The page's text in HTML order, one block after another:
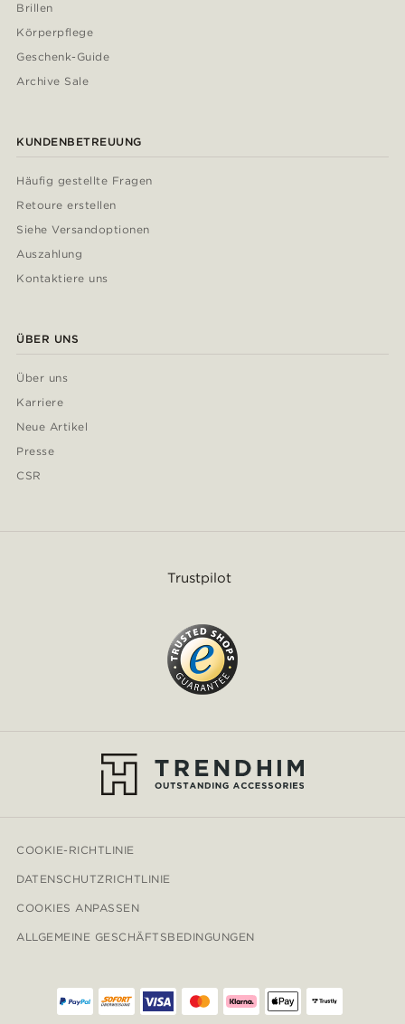
Brillen
Körperpflege
Geschenk-Guide
Archive Sale
KUNDENBETREUUNG
Häufig gestellte Fragen
Retoure erstellen
Siehe Versandoptionen
Auszahlung
Kontaktiere uns
ÜBER UNS
Über uns
Karriere
Neue Artikel
Presse
CSR
Trustpilot
COOKIE-RICHTLINIE
DATENSCHUTZRICHTLINIE
COOKIES ANPASSEN
ALLGEMEINE GESCHÄFTSBEDINGUNGEN